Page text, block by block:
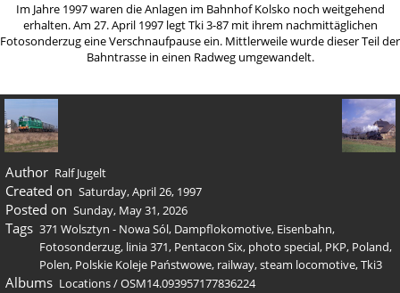
Im Jahre 1997 waren die Anlagen im Bahnhof Kolsko noch weitgehend
erhalten. Am 27. April 1997 legt Tki 3-87 mit ihrem nachmittäglichen
Fotosonderzug eine Verschnaufpause ein. Mittlerweile wurde dieser Teil der
Bahntrasse in einen Radweg umgewandelt.
Author Ralf Jugelt
Created on Saturday, April 26, 1997
Posted on Sunday, May 31, 2026
Tags 371 Wolsztyn - Nowa Sól, Dampflokomotive, Eisenbahn,
Fotosonderzug, linia 371, Pentacon Six, photo special, PKP, Poland,
Polen, Polskie Koleje Państwowe, railway,steam locomotive,Tki3
Albums Locations/OSM14.093957177836224